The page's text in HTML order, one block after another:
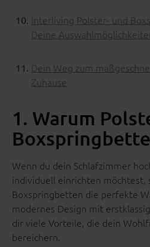
Interliving Polster- und
Deine
Dein Weg zum
Zuhause
1. Warum
Wenn du dein Schlafzimmer
individuell einrichten möchtest,
Boxspringbetten die perfekte
modernes Design mit
dir viele Vorteile, die dein
bereichern.